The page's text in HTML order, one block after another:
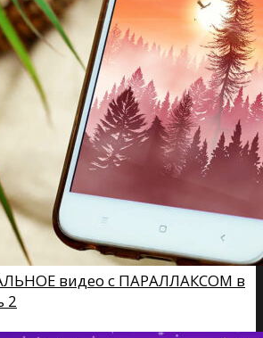
видео с ПАРАЛЛАКСОМ в
2